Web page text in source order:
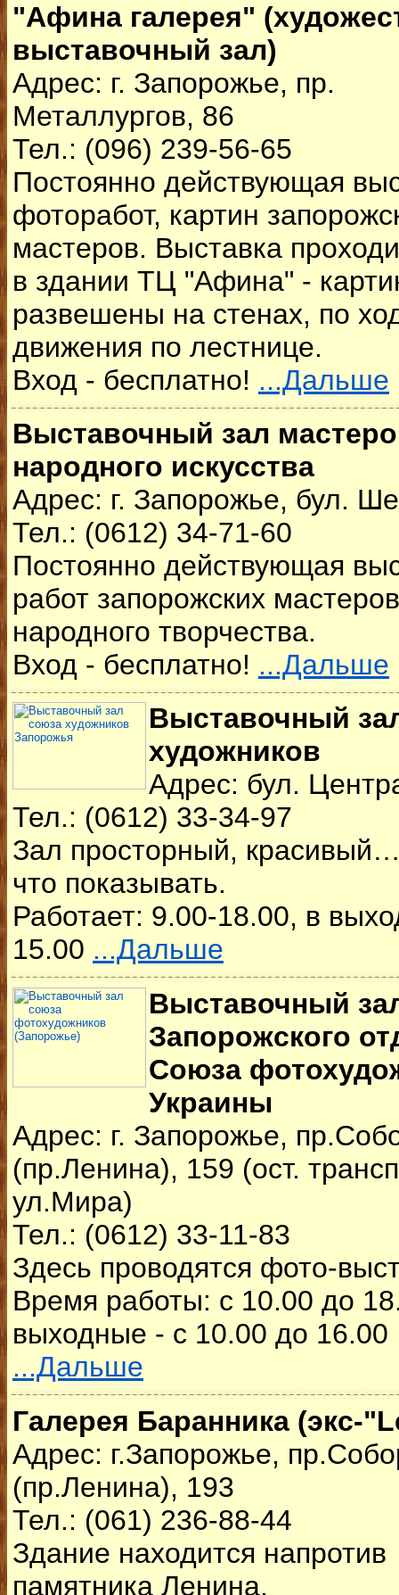
"Афина галерея"
выставочный зал)
Адрес: г. Запорожье, пр.
Металлургов, 86
Тел.: (096) 239-56-65
Постоянно действующая
фоторабот, картин
мастеров. Выставка
в здании ТЦ "Афина" -
развешены на стенах, по
движения по лестнице.
Вход - бесплатно! ...Дальше
Выставочный зал
народного искусства
Адрес: г. Запорожье, бул.
Тел.: (0612) 34-71-60
Постоянно действующая
работ запорожских мастеров
народного творчества.
Вход - бесплатно! ...Дальше
Выставочный
художников
Адрес: бул.
Тел.: (0612) 33-34-97
Зал просторный,
что показывать.
Работает: 9.00-18.00, в
15.00 ...Дальше
Выставочный
Запорожского
Союза
Украины
Адрес: г. Запорожье,
(пр.Ленина), 159 (ост.
ул.Мира)
Тел.: (0612) 33-11-83
Здесь проводятся фото-
Время работы: с 10.00 до
выходные - с 10.00 до 16.00
...Дальше
Галерея Баранника (экс-
Адрес: г.Запорожье,
(пр.Ленина), 193
Тел.: (061) 236-88-44
Здание находится напротив
памятника Ленина.